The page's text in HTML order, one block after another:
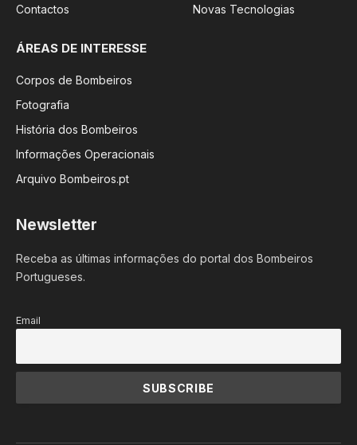
Contactos
Novas Tecnologias
ÁREAS DE INTERESSE
Corpos de Bombeiros
Fotografia
História dos Bombeiros
Informações Operacionais
Arquivo Bombeiros.pt
Newsletter
Receba as últimas informações do portal dos Bombeiros
Portugueses.
Email